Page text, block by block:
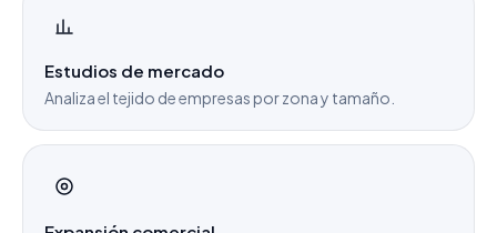
Estudios de mercado
Analiza el tejido de empresas por zona y tamaño.